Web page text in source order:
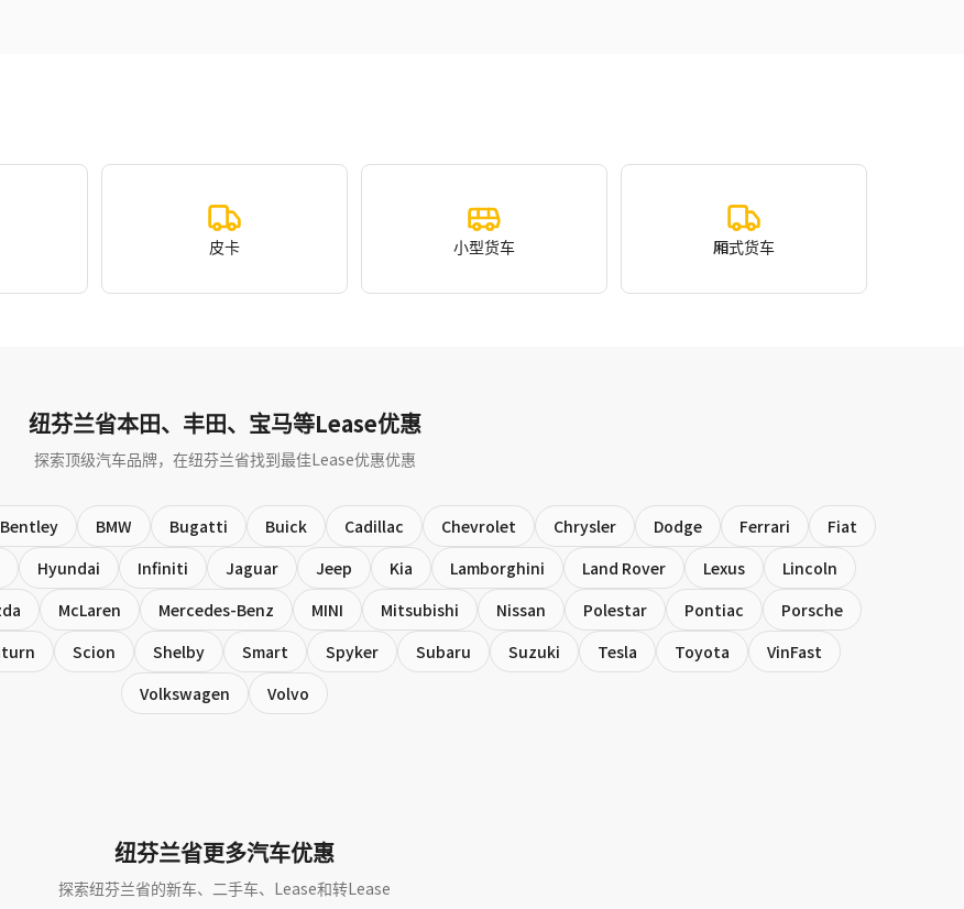
皮卡 小型货车 厢式货车
纽芬兰省本田、丰田、宝马等Lease优惠
探索顶级汽车品牌，在纽芬兰省找到最佳Lease优惠优惠
Bentley BMW Bugatti Buick Cadillac Chevrolet Chrysler Dodge Ferrari
Fiat
Hyundai Infiniti Jaguar Jeep Kia Lamborghini Land Rover Lexus
Lincoln
McLaren Mercedes-Benz MINI Mitsubishi Nissan Polestar Pontiac
Porsche
Scion Shelby Smart Spyker Subaru Suzuki Tesla Toyota
VinFast
Volkswagen
Volvo
纽芬兰省更多汽车优惠
探索纽芬兰省的新车、二手车、Lease和转Lease